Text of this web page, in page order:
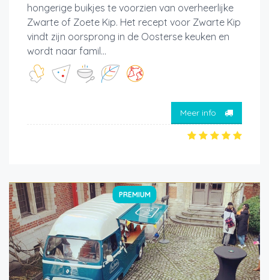
hongerige buikjes te voorzien van overheerlijke
Zwarte of Zoete Kip. Het recept voor Zwarte Kip
vindt zijn oorsprong in de Oosterse keuken en
wordt naar famil...
Meer info
PREMIUM